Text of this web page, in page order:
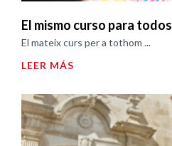
El mismo curso para todos
El mateix curs per a tothom ...
LEER MÁS